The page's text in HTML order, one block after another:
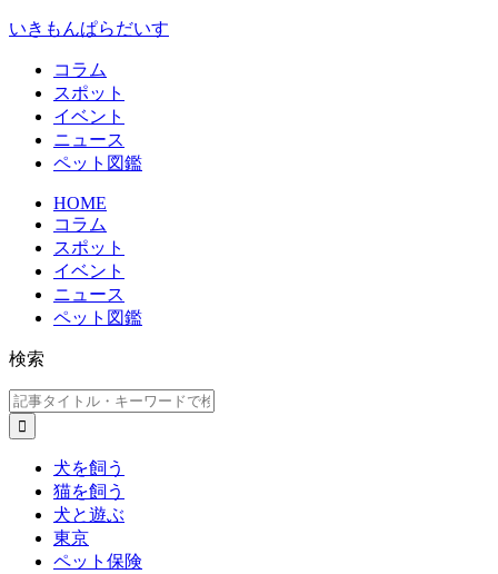
いきもんぱらだいす
コラム
スポット
イベント
ニュース
ペット図鑑
HOME
コラム
スポット
イベント
ニュース
ペット図鑑
検索
犬を飼う
猫を飼う
犬と遊ぶ
東京
ペット保険